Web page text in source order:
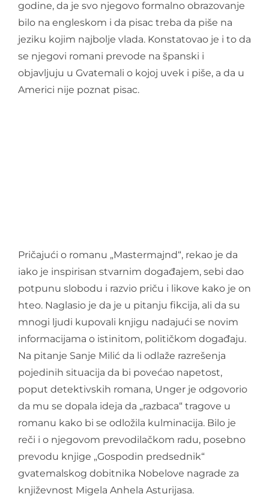
godine, da je svo njegovo formalno obrazovanje
bilo na engleskom i da pisac treba da piše na
jeziku kojim najbolje vlada. Konstatovao je i to da
se njegovi romani prevode na španski i
objavljuju u Gvatemali o kojoj uvek i piše, a da u
Americi nije poznat pisac.
Pričajući o romanu „Mastermajnd“, rekao je da
iako je inspirisan stvarnim događajem, sebi dao
potpunu slobodu i razvio priču i likove kako je on
hteo. Naglasio je da je u pitanju fikcija, ali da su
mnogi ljudi kupovali knjigu nadajući se novim
informacijama o istinitom, političkom događaju.
Na pitanje Sanje Milić da li odlaže razrešenja
pojedinih situacija da bi povećao napetost,
poput detektivskih romana, Unger je odgovorio
da mu se dopala ideja da „razbaca“ tragove u
romanu kako bi se odložila kulminacija. Bilo je
reči i o njegovom prevodilačkom radu, posebno
prevodu knjige „Gospodin predsednik“
gvatemalskog dobitnika Nobelove nagrade za
književnost Migela Anhela Asturijasa.